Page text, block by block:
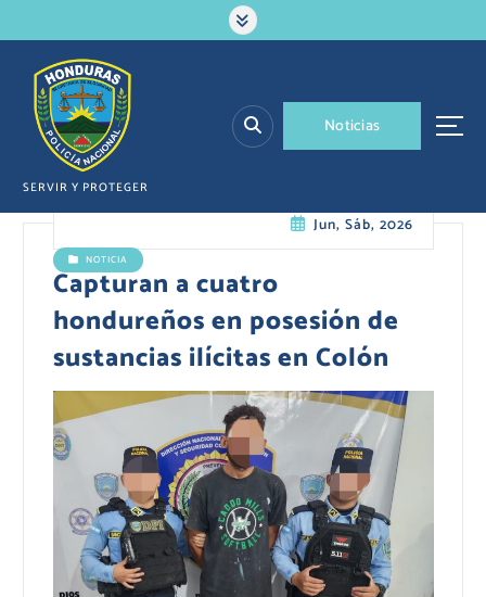
a
SERVIR Y PROTEGER
Noticias
Jun, Sáb, 2026
NOTICIA
Capturan a cuatro
hondureños en posesión de
sustancias ilícitas en Colón